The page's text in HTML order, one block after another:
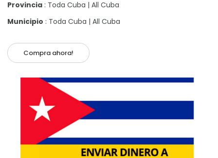
Provincia : Toda Cuba | All Cuba
Municipio : Toda Cuba | All Cuba
Compra ahora!